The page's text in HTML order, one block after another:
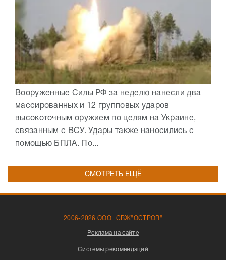
Вооруженные Силы РФ за неделю нанесли два
массированных и 12 групповых ударов
высокоточным оружием по целям на Украине,
связанным с ВСУ. Удары также наносились с
помощью БПЛА. По...
СМОТРЕТЬ ЕЩЁ
2006-2026 ООО "СВЖ"ОСТРОВ"
Реклама на сайте
Системы рекомендаций